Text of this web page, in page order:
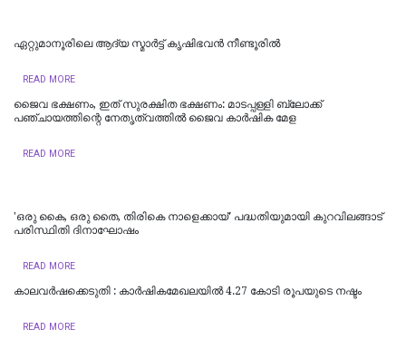
ഏറ്റുമാനൂരിലെ ആദ്യ സ്മാർട്ട് കൃഷിഭവൻ നീണ്ടൂരിൽ
READ MORE
ജൈവ ഭക്ഷണം, ഇത് സുരക്ഷിത ഭക്ഷണം: മാടപ്പള്ളി ബ്ലോക്ക്
പഞ്ചായത്തിന്റെ നേതൃത്വത്തിൽ ജൈവ കാർഷിക മേള
READ MORE
'ഒരു കൈ, ഒരു തൈ, തിരികെ നാളെക്കായ്' പദ്ധതിയുമായി കുറവിലങ്ങാട്
പരിസ്ഥിതി ദിനാഘോഷം
READ MORE
കാലവർഷക്കെടുതി : കാർഷികമേഖലയിൽ 4.27 കോടി രൂപയുടെ നഷ്ടം
READ MORE